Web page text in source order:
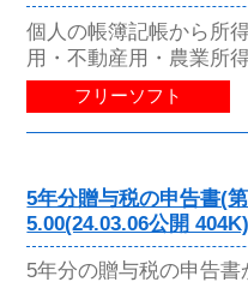
個人の帳簿記帳から所
用・不動産用・農業所
フリーソフト
5年分贈与税の申告書(
5.00(24.03.06公開 404K)
5年分の贈与税の申告